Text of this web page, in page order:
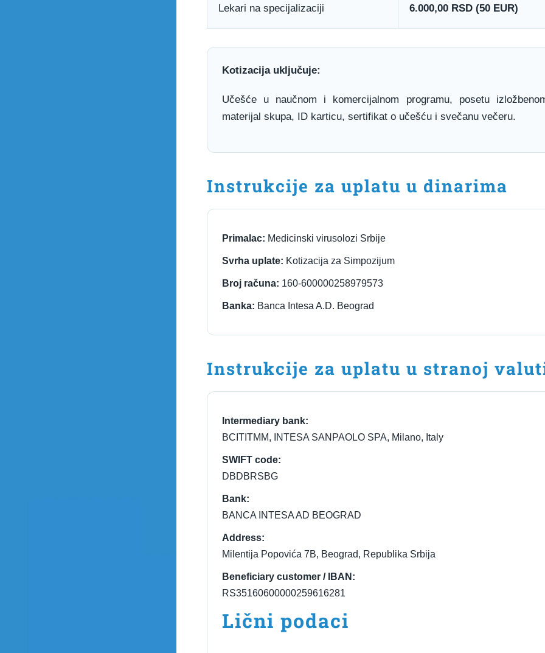
Lekari na specijalizaciji 6.000,00 RSD (50 EUR)
Kotizacija uključuje:
Učešće u naučnom i komercijalnom programu, posetu
materijal skupa, ID karticu, sertifikat o učešću i svečanu večeru.
Instrukcije za uplatu u dinarima
Primalac: Medicinski virusolozi Srbije
Svrha uplate: Kotizacija za Simpozijum
Broj računa: 160-600000258979573
Banka: Banca Intesa A.D. Beograd
Instrukcije za uplatu u stranoj
Intermediary bank:
BCITITMM, INTESA SANPAOLO SPA, Milano, Italy
SWIFT code:
DBDBRSBG
Bank:
BANCA INTESA AD BEOGRAD
Address:
Milentija Popovića 7B, Beograd, Republika Srbija
Beneficiary customer / IBAN:
RS35160600000259616281
Lični podaci